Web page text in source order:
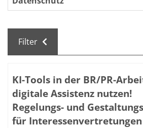
Filter
KI-Tools in der BR/PR-
digitale Assistenz nutzen!
Regelungs- und
für Interessenvertretungen